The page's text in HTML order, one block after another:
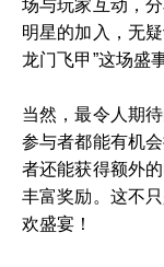
场与玩家互动，
明星的加入，无
龙门飞甲”这场盛
当然，最令人期
参与者都能有机
者还能获得额外
丰富奖励。这不
欢盛宴！